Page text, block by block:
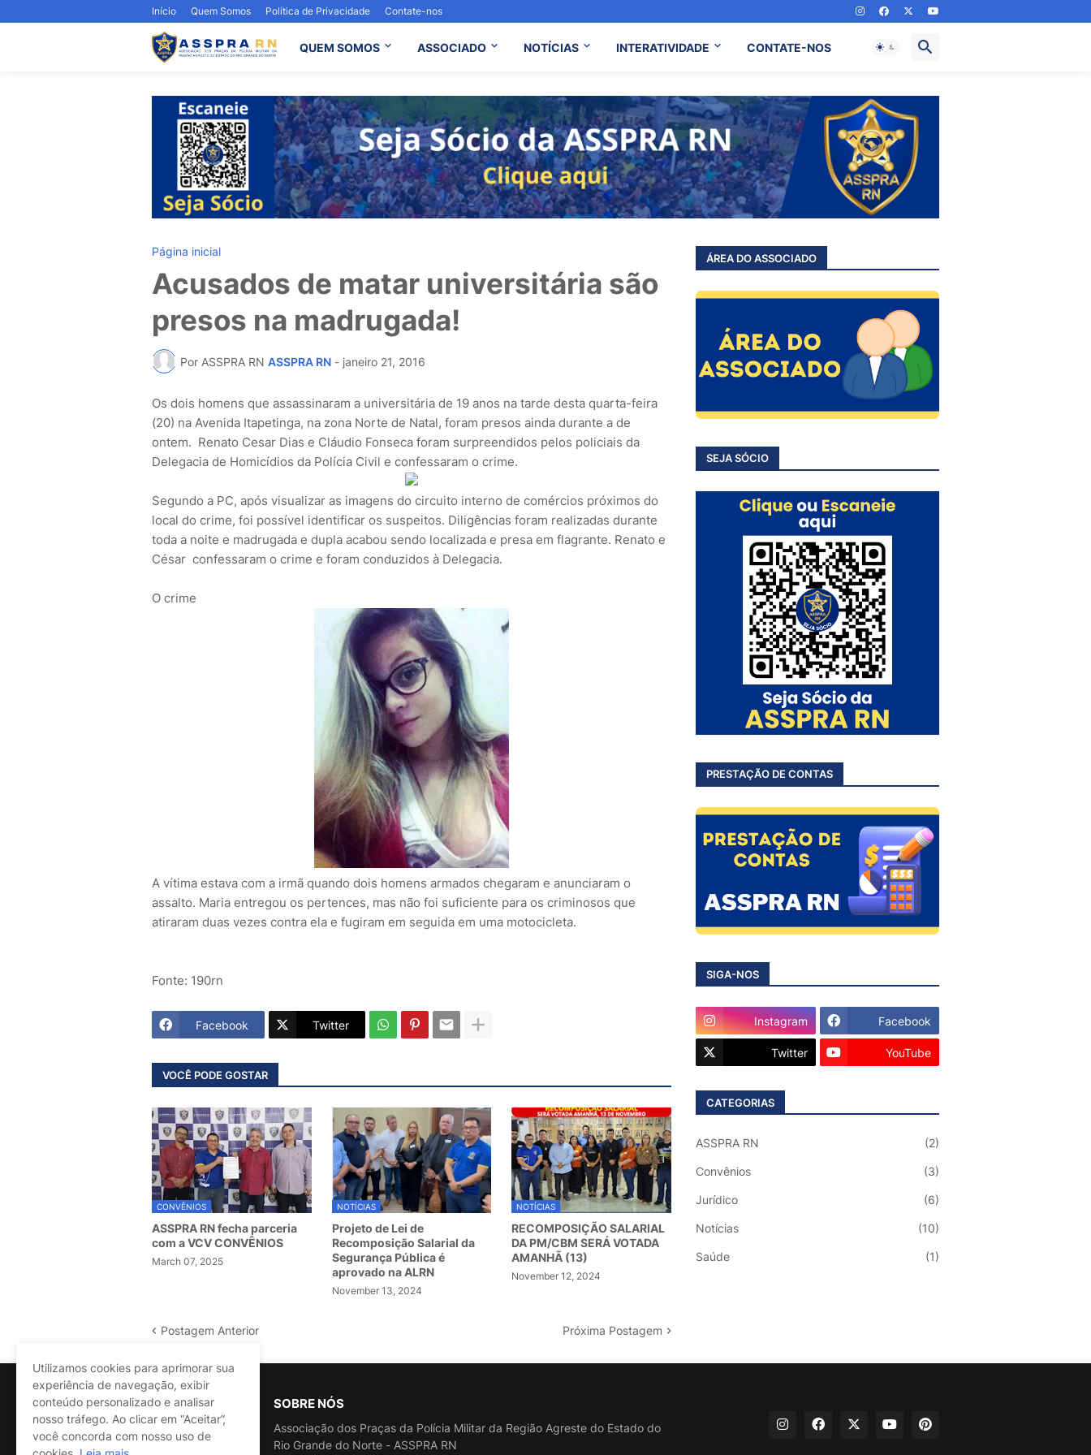
Início Quem Somos Política de Privacidade Contate-nos
QUEM SOMOS ASSOCIADO NOTÍCIAS INTERATIVIDADE CONTATE-NOS
Página inicial
Acusados de matar universitária são
presos na madrugada!
Por ASSPRA RN ASSPRA RN - janeiro 21, 2016
Os dois homens que assassinaram a universitária de 19 anos na tarde desta quarta-feira
(20) na Avenida Itapetinga, na zona Norte de Natal, foram presos ainda durante a de
ontem. Renato Cesar Dias e Cláudio Fonseca foram surpreendidos pelos policiais da
Delegacia de Homicídios da Polícia Civil e confessaram o crime.
Segundo a PC, após visualizar as imagens do circuito interno de comércios próximos do
local do crime, foi possível identificar os suspeitos. Diligências foram realizadas durante
toda a noite e madrugada e dupla acabou sendo localizada e presa em flagrante. Renato e
César confessaram o crime e foram conduzidos à Delegacia.
O crime
A vítima estava com a irmã quando dois homens armados chegaram e anunciaram o
assalto. Maria entregou os pertences, mas não foi suficiente para os criminosos que
atiraram duas vezes contra ela e fugiram em seguida em uma motocicleta.
Fonte: 190rn
Facebook Twitter
VOCÊ PODE GOSTAR
CONVÊNIOS
ASSPRA RN fecha parceria
com a VCV CONVÊNIOS
March 07, 2025
NOTÍCIAS
Projeto de Lei de
Recomposição Salarial da
Segurança Pública é
aprovado na ALRN
November 13, 2024
NOTÍCIAS
RECOMPOSIÇÃO SALARIAL
DA PM/CBM SERÁ VOTADA
AMANHÃ (13)
November 12, 2024
Postagem Anterior Próxima Postagem
ÁREA DO ASSOCIADO
SEJA SÓCIO
PRESTAÇÃO DE CONTAS
SIGA-NOS
Instagram Facebook
Twitter YouTube
CATEGORIAS
ASSPRA RN (2)
Convênios (3)
Jurídico (6)
Notícias (10)
Saúde (1)
SOBRE NÓS
Associação dos Praças da Polícia Militar da Região Agreste do Estado do
Rio Grande do Norte - ASSPRA RN
Utilizamos cookies para aprimorar sua
experiência de navegação, exibir
conteúdo personalizado e analisar
nosso tráfego. Ao clicar em “Aceitar”,
você concorda com nosso uso de